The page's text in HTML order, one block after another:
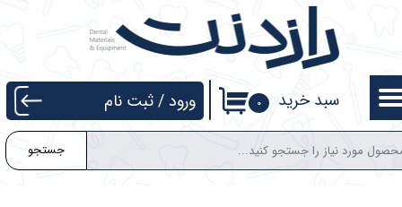
جستجو
۰ سبد خرید ورود /ثبت نام
حساب کاربری من
تغییر گذر واژه
سفارشات
خروج از حساب کاربری